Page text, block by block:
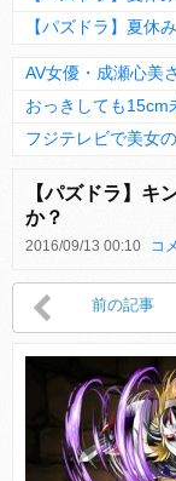
Powered by livedoor
AV女優・成瀬心美
おっきしても15cm
フジテレビで美女
【パズドラ】キ
か？
2016/09/13 00:10 コ
前の記事